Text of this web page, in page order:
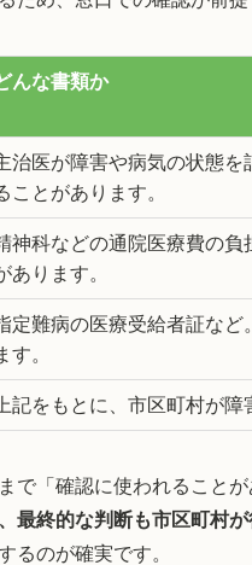
んな書類か
治医が障害や病気の状態
ことがあります。
神科などの通院医療費の
あります。
定難病の医療受給者証な
す。
上記をもとに、市区町村が
で「確認に使われること
最終的な判断も市区町村が
るのが確実です。